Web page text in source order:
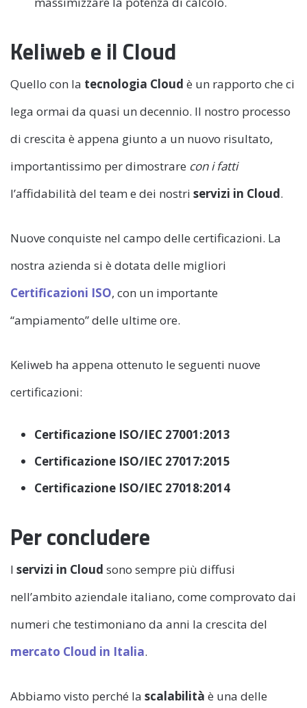
Keliweb e il Cloud
Quello con la tecnologia Cloud è un rapporto che ci
lega ormai da quasi un decennio. Il nostro processo
di crescita è appena giunto a un nuovo risultato,
importantissimo per dimostrare con i fatti
l’affidabilità del team e dei nostri servizi in Cloud.
Nuove conquiste nel campo delle certificazioni. La
nostra azienda si è dotata delle migliori
Certificazioni ISO, con un importante
“ampiamento” delle ultime ore.
Keliweb ha appena ottenuto le seguenti nuove
certificazioni:
Certificazione ISO/IEC 27001:2013
Certificazione ISO/IEC 27017:2015
Certificazione ISO/IEC 27018:2014
Per concludere
I servizi in Cloud sono sempre più diffusi
nell’ambito aziendale italiano, come comprovato dai
numeri che testimoniano da anni la crescita del
mercato Cloud in Italia.
Abbiamo visto perché la scalabilità è una delle